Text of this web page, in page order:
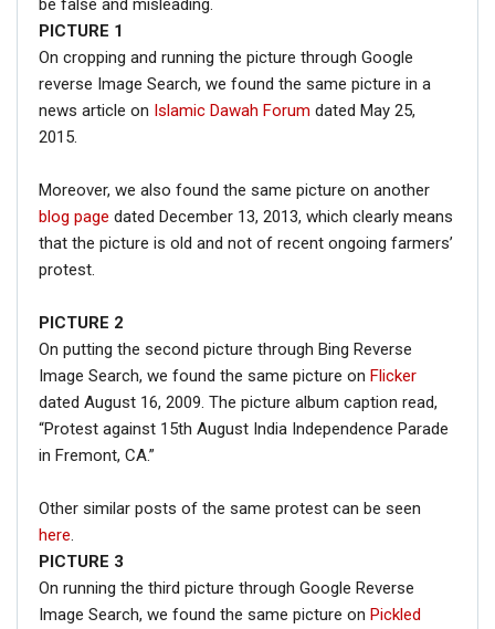
be false and misleading.
PICTURE 1
On cropping and running the picture through Google
reverse Image Search, we found the same picture in a
news article on Islamic Dawah Forum dated May 25,
2015.
Moreover, we also found the same picture on another
blog page dated December 13, 2013, which clearly means
that the picture is old and not of recent ongoing farmers’
protest.
PICTURE 2
On putting the second picture through Bing Reverse
Image Search, we found the same picture on Flicker
dated August 16, 2009. The picture album caption read,
“Protest against 15th August India Independence Parade
in Fremont, CA.”
Other similar posts of the same protest can be seen
here.
PICTURE 3
On running the third picture through Google Reverse
Image Search, we found the same picture on Pickled